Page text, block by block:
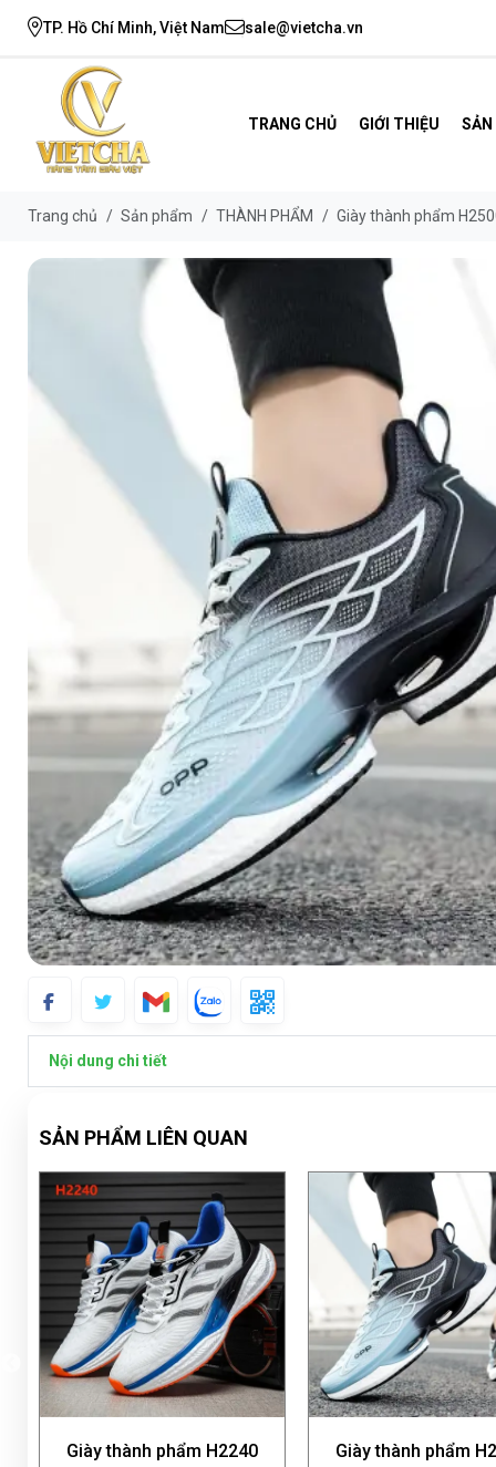
TP. Hồ Chí Minh, Việt Nam sale@vietcha.vn
TRANG CHỦ GIỚI THIỆU
Trang chủ / Sản phẩm / THÀNH PHẨM / Giày thành phẩm
Nội dung chi tiết
SẢN PHẨM LIÊN QUAN
Giày thành phẩm H2500 Giày